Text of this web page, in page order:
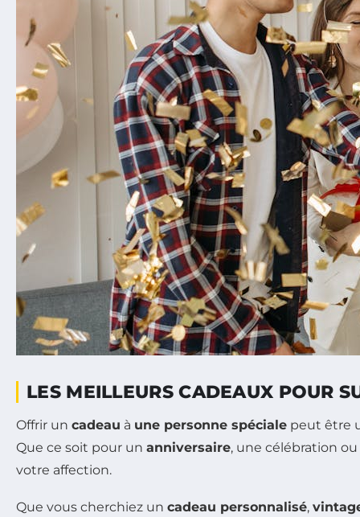
LES MEILLEURS CADEAUX POUR
Offrir un cadeau à une personne spéciale peut être
Que ce soit pour un anniversaire, une célébration
votre affection.
Que vous cherchiez un cadeau personnalisé,